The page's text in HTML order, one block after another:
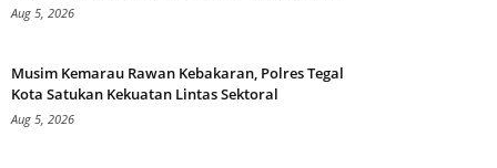
Aug 5, 2026
Musim Kemarau Rawan Kebakaran, Polres Tegal
Kota Satukan Kekuatan Lintas Sektoral
Aug 5, 2026